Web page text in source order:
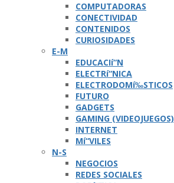
COMPUTADORAS
CONECTIVIDAD
CONTENIDOS
CURIOSIDADES
E-M
EDUCACIí“N
ELECTRí“NICA
ELECTRODOMí‰STICOS
FUTURO
GADGETS
GAMING (VIDEOJUEGOS)
INTERNET
Mí“VILES
N-S
NEGOCIOS
REDES SOCIALES